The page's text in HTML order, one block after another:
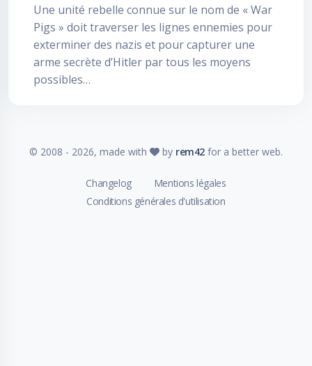
Une unité rebelle connue sur le nom de « War
Pigs » doit traverser les lignes ennemies pour
exterminer des nazis et pour capturer une
arme secrète d’Hitler par tous les moyens
possibles…
© 2008 - 2026, made with by rem42 for a better web.
Changelog
Mentions légales
Conditions générales d'utilisation